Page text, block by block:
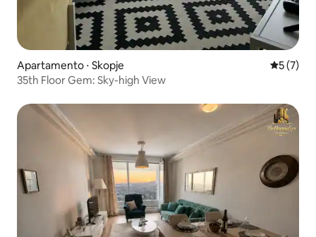
Apartamento ⋅ Skopje 5 de
5 (7)
35th Floor Gem: Sky-high View